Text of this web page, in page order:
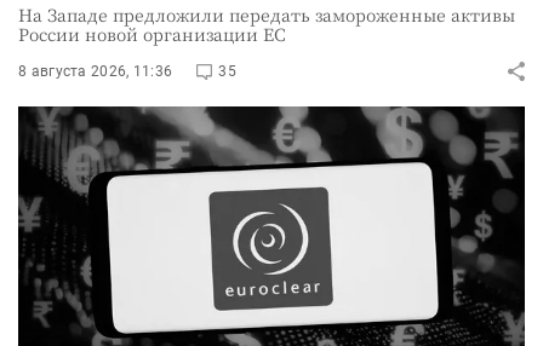
На Западе предложили передать замороженные активы
России новой организации ЕС
8 августа 2026, 11:36 35